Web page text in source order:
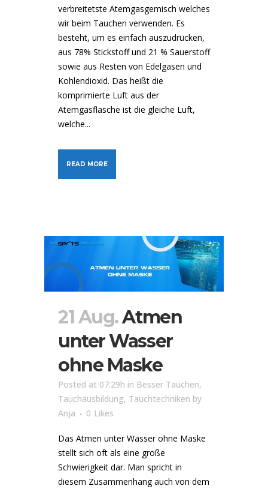
verbreitetste Atemgasgemisch welches
wir beim Tauchen verwenden. Es
besteht, um es einfach auszudrücken,
aus 78% Stickstoff und 21 % Sauerstoff
sowie aus Resten von Edelgasen und
Kohlendioxid. Das heißt die
komprimierte Luft aus der
Atemgasflasche ist die gleiche Luft,
welche...
READ MORE
21 Aug.Atmen
unter Wasser
ohne Maske
Posted at 07:29h in Besser Tauchen,
Tauchausbildung, Tauchtechniken by
Anja
0 Likes
Das Atmen unter Wasser ohne Maske
stellt sich oft als eine große
Schwierigkeit dar. Man spricht in
diesem Zusammenhang auch von dem